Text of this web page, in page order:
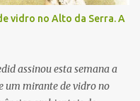
acordo com o
as prefeituras envolvidas,
e os trechos serão
vidro no Alto da Serra. A
assinou esta semana a
um mirante de vidro no